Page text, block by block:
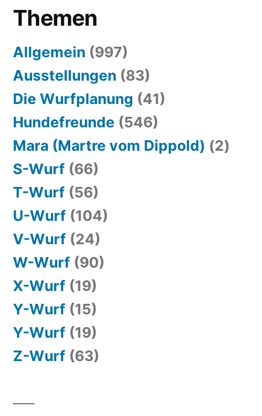
Themen
Allgemein (997)
Ausstellungen (83)
Die Wurfplanung (41)
Hundefreunde (546)
Mara (Martre vom Dippold) (2)
S-Wurf (66)
T-Wurf (56)
U-Wurf (104)
V-Wurf (24)
W-Wurf (90)
X-Wurf (19)
Y-Wurf (15)
Y-Wurf (19)
Z-Wurf (63)